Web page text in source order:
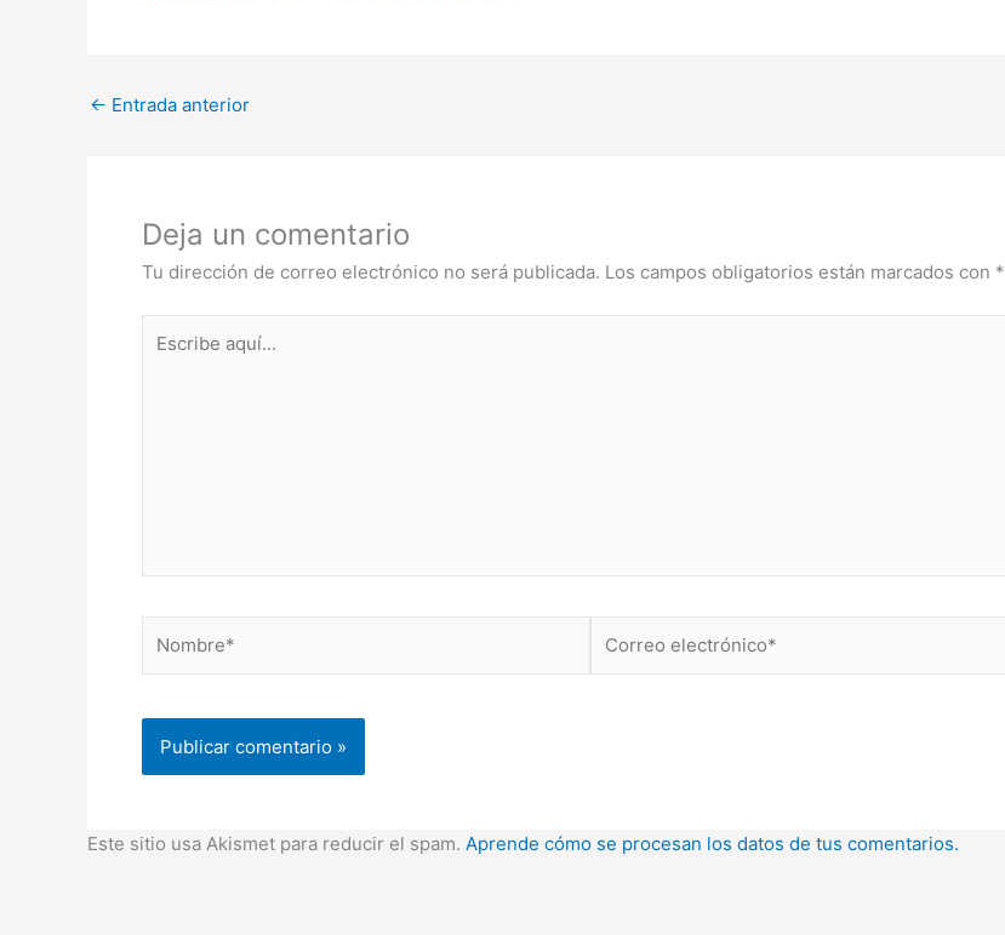
← Entrada anterior
Deja un comentario
Tu dirección de correo electrónico no será publicada. Los campos obligatorios están marcados con *
aquí...
electrónico*
Este sitio usa Akismet para reducir el spam. Aprende cómo se procesan los datos de tus comentarios.